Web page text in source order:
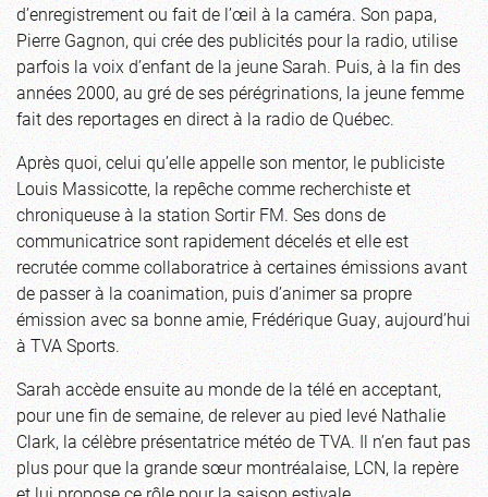
d’enregistrement ou fait de l’œil à la caméra. Son papa,
Pierre Gagnon, qui crée des publicités pour la radio, utilise
parfois la voix d’enfant de la jeune Sarah. Puis, à la fin des
années 2000, au gré de ses pérégrinations, la jeune femme
fait des reportages en direct à la radio de Québec.
Après quoi, celui qu’elle appelle son mentor, le publiciste
Louis Massicotte, la repêche comme recherchiste et
chroniqueuse à la station Sortir FM. Ses dons de
communicatrice sont rapidement décelés et elle est
recrutée comme collaboratrice à certaines émissions avant
de passer à la coanimation, puis d’animer sa propre
émission avec sa bonne amie, Frédérique Guay, aujourd’hui
à TVA Sports.
Sarah accède ensuite au monde de la télé en acceptant,
pour une fin de semaine, de relever au pied levé Nathalie
Clark, la célèbre présentatrice météo de TVA. Il n’en faut pas
plus pour que la grande sœur montréalaise, LCN, la repère